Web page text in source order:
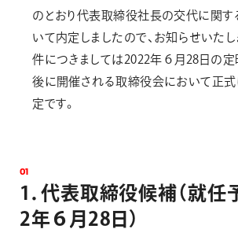
のとおり代表取締役社長の交代に関す
いて内定しましたので、お知らせいたし
件につきましては2022年６月28日の
後に開催される取締役会において正
定です。
01
1 ．代表取締役候補（就任
2年 ６ 月 28 日 ）